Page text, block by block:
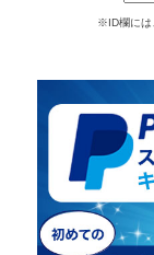
※ID欄には